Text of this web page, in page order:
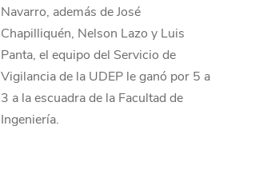
Navarro, además de José
Chapilliquén, Nelson Lazo y Luis
Panta, el equipo del Servicio de
Vigilancia de la UDEP le ganó por 5 a
3 a la escuadra de la Facultad de
Ingeniería.